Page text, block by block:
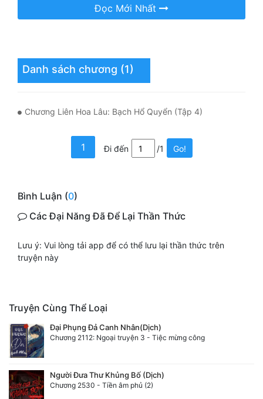
Kinh Dị
Làm Giàu
Lịch Sử
Mưu Mô
Mạt Thế
Ngôn Tình
Ngược
Nữ Cường
Nữ Phụ
Đọc Mới Nhất
Danh sách chương (1)
Chương Liên Hoa Lâu: Bạch Hổ Quyển (Tập 4)
1 Đi đến /1 Go!
Bình Luận (0)
Các Đại Năng Đã Để Lại Thần Thức
Lưu ý: Vui lòng tải app để có thể lưu lại thần thức trên
truyện này
Truyện Cùng Thể Loại
Đại Phụng Đả Canh Nhân(Dịch)
Chương 2112: Ngoại truyện 3 - Tiệc mừng công
Người Đưa Thư Khủng Bố (Dịch)
Chương 2530 - Tiền âm phủ (2)